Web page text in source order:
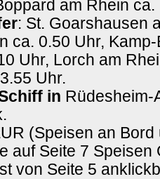
am Rhein ca.
: St. Goarshausen
ca. 0.50 Uhr,
Uhr, Lorch am
Uhr.
in Rüdesheim-
(Speisen an Bord
auf Seite 7 Speisen
von Seite 5